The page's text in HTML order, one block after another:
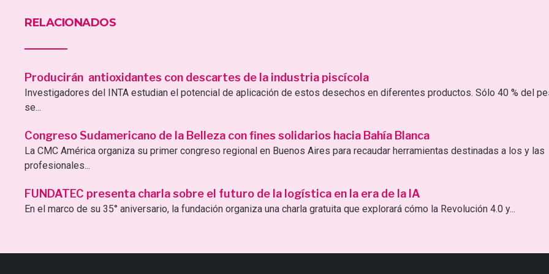
RELACIONADOS
Producirán antioxidantes con descartes de la industria piscícola
Investigadores del INTA estudian el potencial de aplicación de estos desechos en diferentes productos. Sólo 40 % del
se...
Congreso Sudamericano de la Belleza con fines solidarios hacia Bahía Blanca
La CMC América organiza su primer congreso regional en Buenos Aires para recaudar herramientas destinadas a los y las
profesionales...
FUNDATEC presenta charla sobre el futuro de la logística en la era de la IA
En el marco de su 35° aniversario, la fundación organiza una charla gratuita que explorará cómo la Revolución 4.0 y...